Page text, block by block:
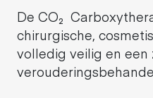
De CO₂
chirurgische,
volledig veilig en